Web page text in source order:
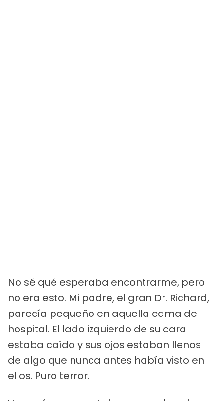
No sé qué esperaba encontrarme, pero
no era esto. Mi padre, el gran Dr. Richard,
parecía pequeño en aquella cama de
hospital. El lado izquierdo de su cara
estaba caído y sus ojos estaban llenos
de algo que nunca antes había visto en
ellos. Puro terror.